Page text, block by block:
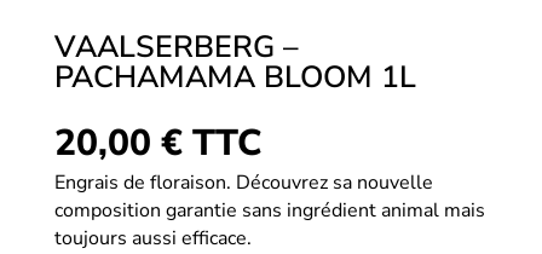
VAALSERBERG –
PACHAMAMA BLOOM 1L
20,00 € TTC
Engrais de floraison. Découvrez sa nouvelle
composition garantie sans ingrédient animal mais
toujours aussi efficace.